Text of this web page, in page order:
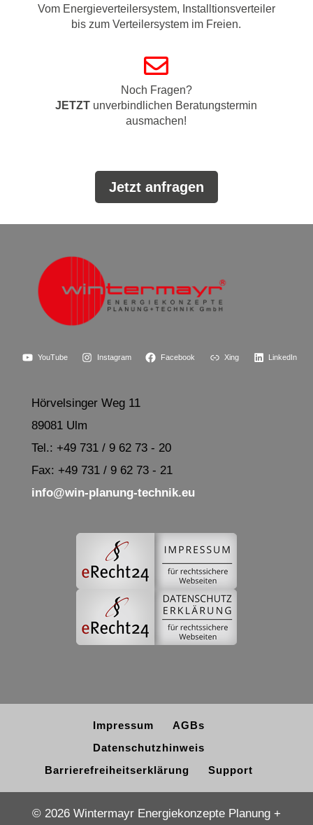
Vom Energieverteilersystem, Installtionsverteiler
bis zum Verteilersystem im Freien.

Noch Fragen?
JETZT unverbindlichen Beratungstermin
ausmachen!
Jetzt anfragen
YouTube Instagram Facebook Xing LinkedIn
Hörvelsinger Weg 11
89081 Ulm
Tel.: +49 731 / 9 62 73 - 20
Fax: +49 731 / 9 62 73 - 21
info@win-planung-technik.eu
Impressum
AGBs
Datenschutzhinweis
Barrierefreiheitserklärung
Support
© 2026 Wintermayr Energiekonzepte Planung +